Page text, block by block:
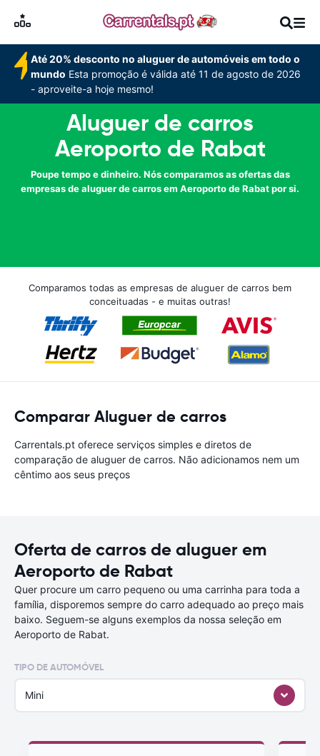
Até 20% desconto no aluguer de automóveis em todo o
mundo Esta promoção é válida até 11 de agosto de 2026
- aproveite-a hoje mesmo!
Aluguer de carros
Aeroporto de Rabat
Poupe tempo e dinheiro. Nós comparamos as ofertas das
empresas de aluguer de carros em Aeroporto de Rabat por si.
Comparamos todas as empresas de aluguer de carros bem
conceituadas - e muitas outras!
Comparar Aluguer de carros
Carrentals.pt oferece serviços simples e diretos de
comparação de aluguer de carros. Não adicionamos nem um
cêntimo aos seus preços
Oferta de carros de aluguer em
Aeroporto de Rabat
Quer procure um carro pequeno ou uma carrinha para toda a
família, disporemos sempre do carro adequado ao preço mais
baixo. Seguem-se alguns exemplos da nossa seleção em
Aeroporto de Rabat.
TIPO DE AUTOMÓVEL
Mini